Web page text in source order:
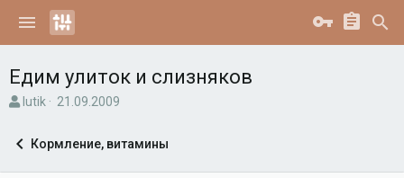
Едим улиток и слизняков
А
о
lutik
Д
а
21.09.2009
Кормление, витамины